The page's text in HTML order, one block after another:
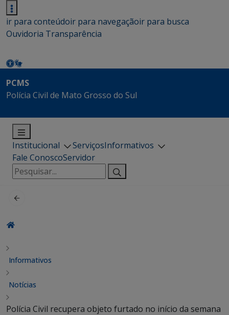
ir para conteúdoir para navegaçãoir para busca
Ouvidoria Transparência
PCMS
Polícia Civil de Mato Grosso do Sul
Institucional ServiçosInformativos
Fale ConoscoServidor
Pesquisar
por:
Informativos
Notícias
Polícia Civil recupera objeto furtado no início da semana